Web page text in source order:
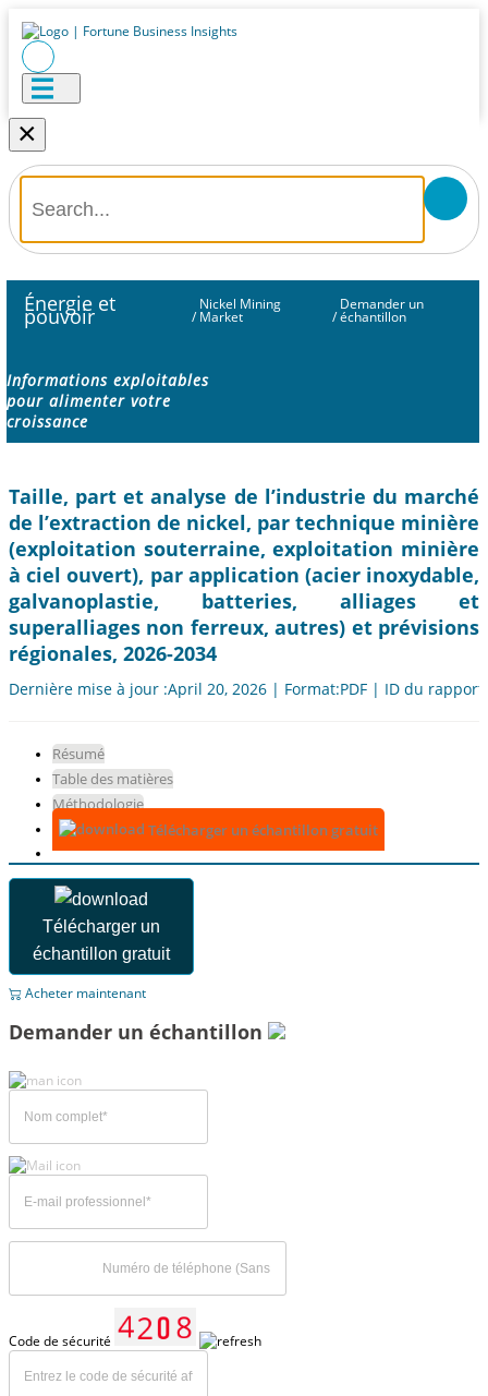
×
Énergie et
pouvoir /
Nickel Mining
Market /
Demander un
échantillon
Informations exploitables
pour alimenter votre
croissance
Taille, part et analyse de l’industrie du marché
de l’extraction de nickel, par technique minière
(exploitation souterraine, exploitation minière
à ciel ouvert), par application (acier inoxydable,
galvanoplastie, batteries, alliages et
superalliages non ferreux, autres) et prévisions
régionales, 2026-2034
Dernière mise à jour :April 20, 2026 | Format:PDF | ID du
Résumé
Table des matières
Méthodologie
Télécharger un échantillon gratuit
Télécharger un
échantillon gratuit
Acheter maintenant
Demander un échantillon
Code de sécurité